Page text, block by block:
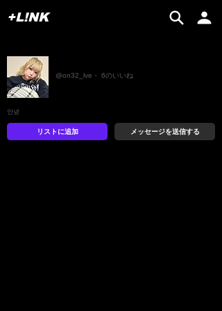
+L!NK
@on32_lve・ 6のいいね
안녕
リストに追加 メッセージを送信する